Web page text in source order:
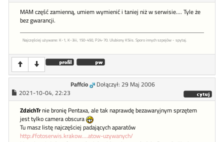
MAM część zamienną, umiem wymienić i taniej niż w serwisie.... Tyle że
bez gwarancji.
Najczęściej używane: K-1, K-3iii, 150-450, P24-70. Ulubiony K5iis. Sporo innych szpejów - spytaj.
Paffcio
Dołączył: 29 Maj 2006
2021-10-04, 22:23
ZdzichTrnie bronię Pentaxa, ale tak naprawdę bezawaryjnym sprzętem
jest tylko camera obscura
Tu masz listę najczęściej padających aparatów
http://fotoserwis.krakow....atow-uzywanych/